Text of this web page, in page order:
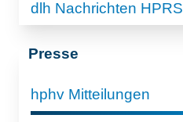
dlh Nachrichten HPRS
Presse
hphv Mitteilungen